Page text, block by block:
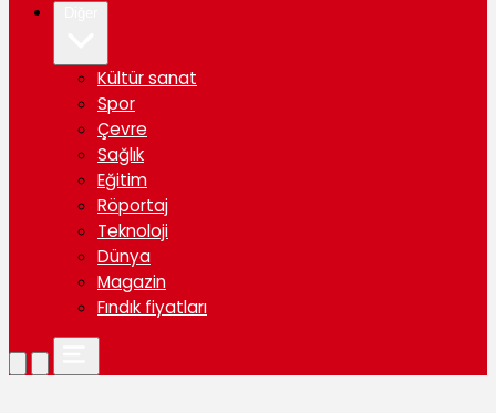
Kültür sanat
Spor
Çevre
Sağlık
Eğitim
Röportaj
Teknoloji
Dünya
Magazin
Fındık fiyatları